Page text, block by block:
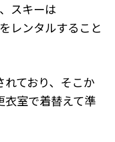
スキーは
レンタルすること
ており、そこか
衣室で着替えて準